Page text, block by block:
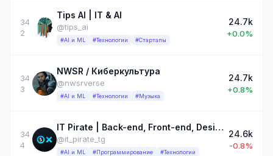
34
2
Tips AI | IT & AI
@tips_ai
#AI и ML #Технологии #Стартапы
24.7k
+0.0%
34
3
NWSR / Киберкультура
@nwsrverse
#AI и ML #Технологии #Музыка
24.7k
+0.8%
34
4
IT Pirate | Back-end, Front-end, Design, Python, Java, C++
@it_pirate_tg
#AI и ML #Программирование #Технологии
24.6k
-0.8%